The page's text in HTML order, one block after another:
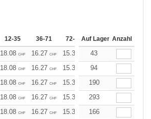
12-35 36-71 72-143 144-287 288 +
Auf Lager Anzahl
18.08 CHF 16.27 CHF 15.37 14.46
43
18.08 CHF 16.27 CHF 15.37 14.46
94
18.08 CHF 16.27 CHF 15.37 14.46
190
18.08 CHF 16.27 CHF 15.37 14.46
293
18.08 CHF 16.27 CHF 15.37 14.46
166